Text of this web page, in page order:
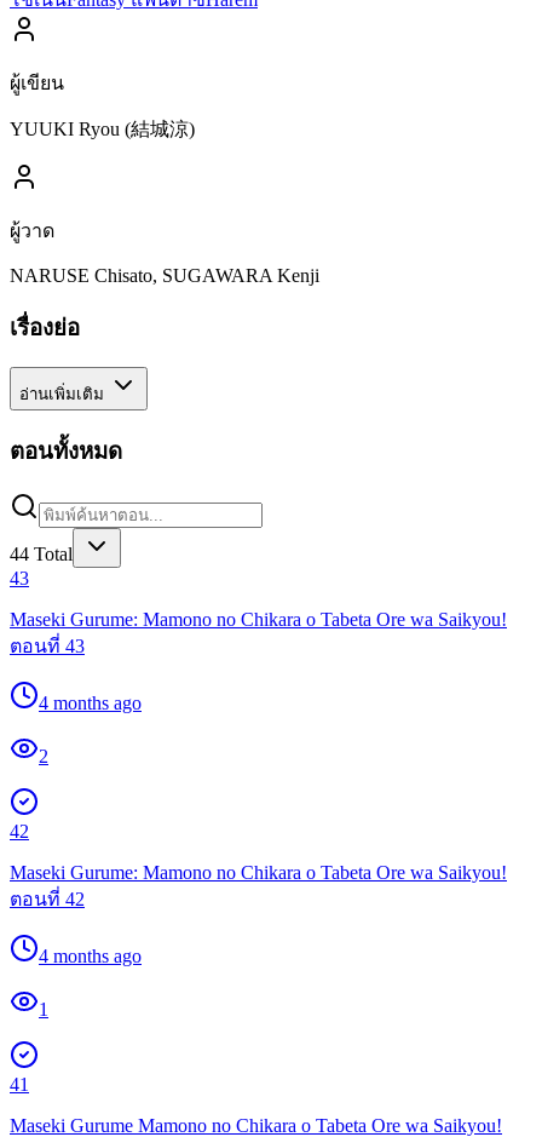
ผู้เขียน
YUUKI Ryou (結城涼)
ผู้วาด
NARUSE Chisato, SUGAWARA Kenji
เรื่องย่อ
อ่านเพิ่มเติม
ตอนทั้งหมด
44 Total
43
Maseki Gurume: Mamono no Chikara o Tabeta Ore wa Saikyou!
ตอนที่ 43
4 months ago
2
42
Maseki Gurume: Mamono no Chikara o Tabeta Ore wa Saikyou!
ตอนที่ 42
4 months ago
1
41
Maseki Gurume Mamono no Chikara o Tabeta Ore wa Saikyou!